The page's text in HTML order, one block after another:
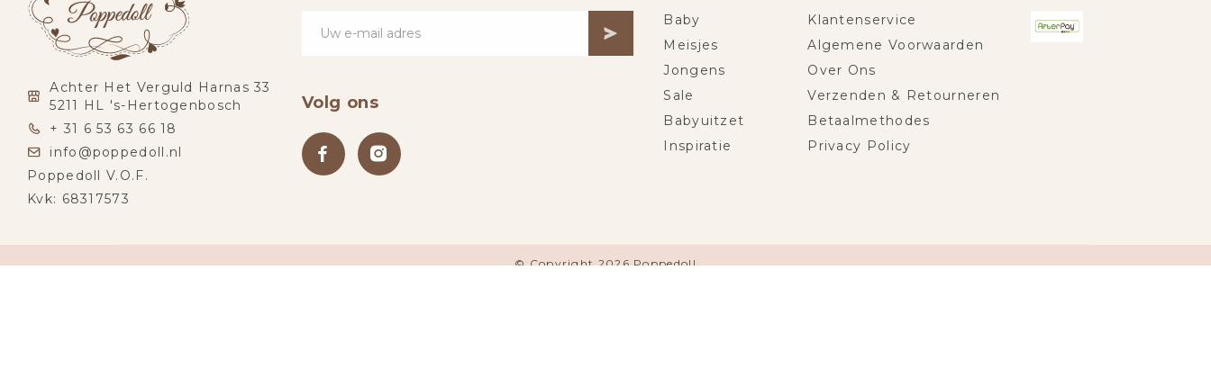
Achter Het Verguld Harnas 33
5211 HL 's-Hertogenbosch
+ 31 6 53 63 66 18
info@poppedoll.nl
Poppedoll V.O.F.
Kvk: 68317573
Volg ons
Baby
Meisjes
Jongens
Sale
Babyuitzet
Inspiratie
Klantenservice
Algemene Voorwaarden
Over Ons
Verzenden & Retourneren
Betaalmethodes
Privacy Policy
© Copyright 2026 Poppedoll